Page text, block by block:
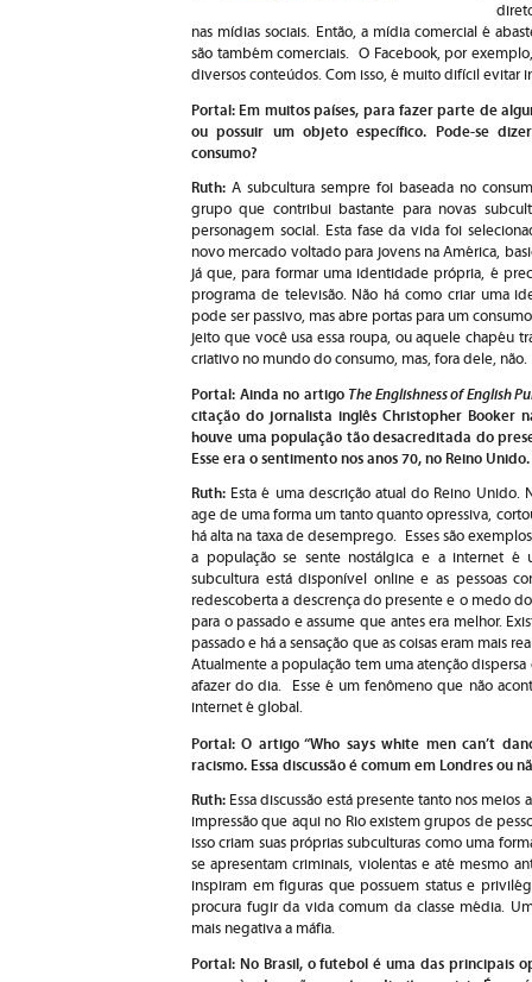
nas mídias sociais. Então, a mídia comercial é
são também comerciais. O Facebook, por
diversos conteúdos. Com isso, é muito difícil evitar
Portal: Em muitos países, para fazer parte de
ou possuir um objeto específico. Pode-se
consumo?
Ruth: A subcultura sempre foi baseada no
grupo que contribui bastante para novas
personagem social. Esta fase da vida foi
novo mercado voltado para jovens na América,
já que, para formar uma identidade própria, é
programa de televisão. Não há como criar uma
pode ser passivo, mas abre portas para um
jeito que você usa essa roupa, ou aquele chapéu
criativo no mundo do consumo, mas, fora dele, não.
Portal: Ainda no artigo The Englishness of English
citação do jornalista inglês Christopher Booker
houve uma população tão desacreditada do
Esse era o sentimento nos anos 70, no Reino
Ruth: Esta é uma descrição atual do Reino
age de uma forma um tanto quanto opressiva,
há alta na taxa de desemprego. Esses são
a população se sente nostálgica e a internet é
subcultura está disponível online e as pessoas
redescoberta a descrença do presente e o medo
para o passado e assume que antes era melhor.
passado e há a sensação que as coisas eram mais
Atualmente a população tem uma atenção
afazer do dia. Esse é um fenômeno que não
internet é global.
Portal: O artigo “Who says white men can’t
racismo. Essa discussão é comum em Londres ou
Ruth: Essa discussão está presente tanto nos
impressão que aqui no Rio existem grupos de
isso criam suas próprias subculturas como uma
se apresentam criminais, violentas e até mesmo
inspiram em figuras que possuem status e
procura fugir da vida comum da classe média.
mais negativa a máfia.
Portal: No Brasil, o futebol é uma das principais